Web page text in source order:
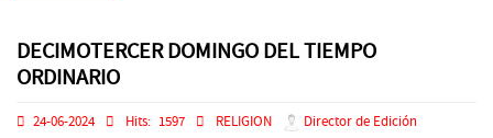
DECIMOTERCER DOMINGO DEL TIEMPO
ORDINARIO
24-06-2024 Hits: 1597 RELIGION Director de Edición